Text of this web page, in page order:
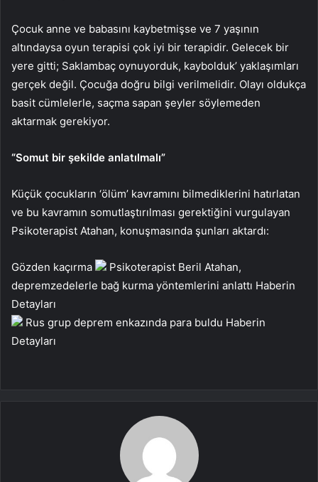
Çocuk anne ve babasını kaybetmişse ve 7 yaşının
altındaysa oyun terapisi çok iyi bir terapidir. Gelecek bir
yere gitti; Saklambaç oynuyorduk, kaybolduk’ yaklaşımları
gerçek değil. Çocuğa doğru bilgi verilmelidir. Olayı oldukça
basit cümlelerle, saçma sapan şeyler söylemeden
aktarmak gerekiyor.
“Somut bir şekilde anlatılmalı”
Küçük çocukların ‘ölüm’ kavramını bilmediklerini hatırlatan
ve bu kavramın somutlaştırılması gerektiğini vurgulayan
Psikoterapist Atahan, konuşmasında şunları aktardı:
Gözden kaçırma
Psikoterapist Beril Atahan,
depremzedelerle bağ kurma yöntemlerini anlattı Haberin
Detayları
Rus grup deprem enkazında para buldu Haberin
Detayları